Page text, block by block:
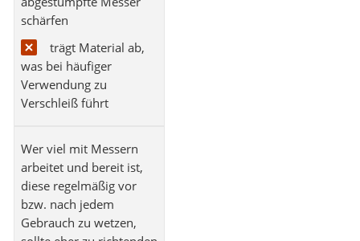
schärfen
trägt Material ab,
was bei häufiger
Verwendung zu
Verschleiß führt
Wer viel mit Messern
arbeitet und bereit ist,
diese regelmäßig vor
bzw. nach jedem
Gebrauch zu wetzen,